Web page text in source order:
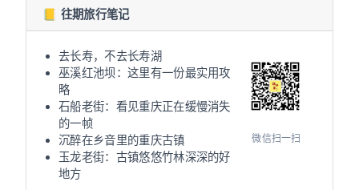
📒 往期旅行笔记
去长寿，不去长寿湖
巫溪红池坝：这里有一份最实用攻
略
石船老街：看见重庆正在缓慢消失
的一帧
沉醉在乡音里的重庆古镇
玉龙老街：古镇悠悠竹林深深的好
地方
微信扫一扫